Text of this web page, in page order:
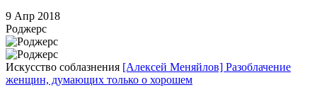
9 Апр 2018
Роджерc
Искусство соблазнения [Алексей Меняйлов] Разоблачение
женщин, думающих только о хорошем